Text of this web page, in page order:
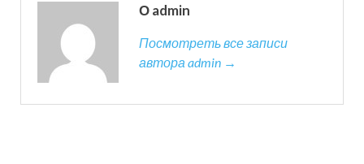
О admin
Посмотреть все записи
автора admin →